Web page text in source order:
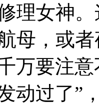
理女神
母，或
万要注
动过了”